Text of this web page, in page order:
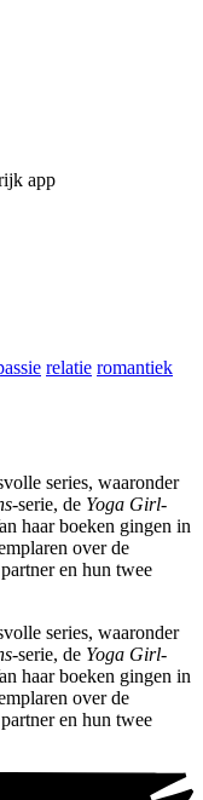
app
relatie romantiek
series, waaronder
-serie, de Yoga Girl-
haar boeken gingen in
over de
en hun twee
series, waaronder
-serie, de Yoga Girl-
haar boeken gingen in
over de
en hun twee